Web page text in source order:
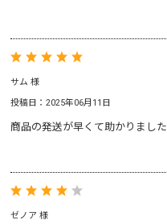
サム 様
投稿日：2025年06月11日
商品の発送が早くて助かりました
ゼノア 様